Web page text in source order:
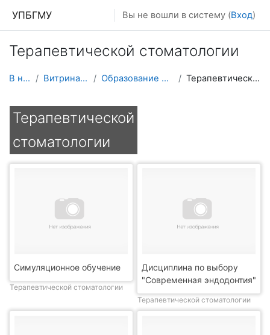
УПБГМУ Вы не вошли в систему (Вход)
Терапевтической стоматологии
В начало Витрина курсов 3KL Образование 2025-2026 уч.год Терапевтической стоматологии
Терапевтической
стоматологии
Симуляционное обучение
Терапевтической стоматологии
Дисциплина по выбору
"Современная эндодонтия"
Терапевтической стоматологии